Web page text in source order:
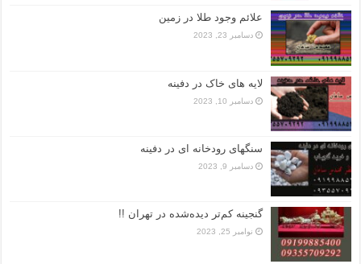
علائم وجود طلا در زمین
دسامبر 23, 2023
لایه های خاک در دفینه
دسامبر 10, 2023
سنگهای رودخانه ای در دفینه
دسامبر 9, 2023
گنجینه کم‌تر دیده‌شده در تهران !!
نوامبر 25, 2023